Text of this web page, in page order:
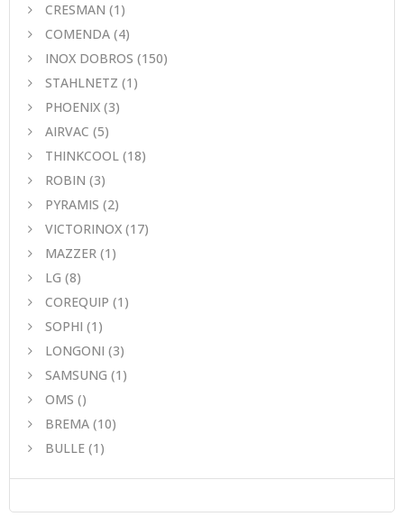
CRESMAN (1)
COMENDA (4)
INOX DOBROS (150)
STAHLNETZ (1)
PHOENIX (3)
AIRVAC (5)
THINKCOOL (18)
ROBIN (3)
PYRAMIS (2)
VICTORINOX (17)
MAZZER (1)
LG (8)
COREQUIP (1)
SOPHI (1)
LONGONI (3)
SAMSUNG (1)
OMS ()
BREMA (10)
BULLE (1)